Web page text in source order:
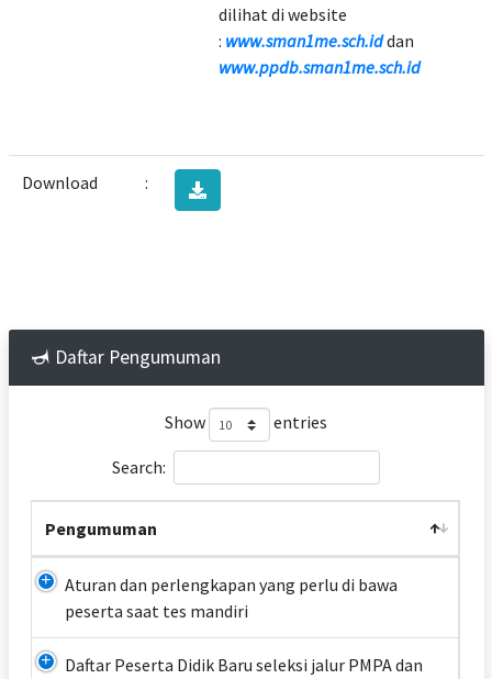
dilihat di website
: www.sman1me.sch.iddan
www.ppdb.sman1me.sch.id
Download :
Daftar Pengumuman
Show entries
Search:
Pengumuman
Aturan dan perlengkapan yang perlu di bawa
peserta saat tes mandiri
Daftar Peserta Didik Baru seleksi jalur PMPA dan